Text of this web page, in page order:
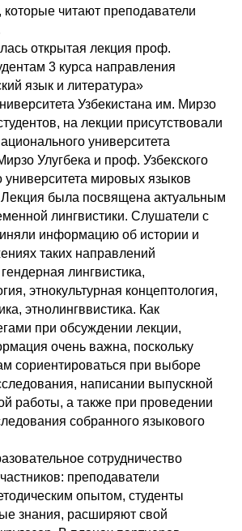
которые читают преподаватели
открытая лекция проф.
3 курса направления
язык и литература»
Узбекистана им. Мирзо
на лекции присутствовали
университета
Улугбека и проф. Узбекского
университета мировых языков
была посвящена актуальным
лингвистики. Слушатели с
информацию об истории и
таких направлений
лингвистика,
этнокультурная концептология,
этнолингввистика. Как
при обсуждении лекции,
очень важна, поскольку
сориентироваться при выборе
написании выпускной
работы, а также при проведении
собранного языкового
сотрудничество
преподаватели
опытом, студенты
знания, расширяют свой